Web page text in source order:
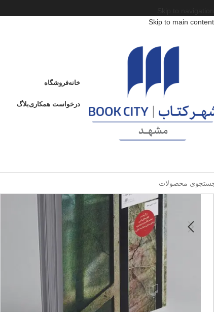
Skip to main content
خانهفروشگاه
درخواست همکاریبلاگ
محصولات / کتاب بزرگسال